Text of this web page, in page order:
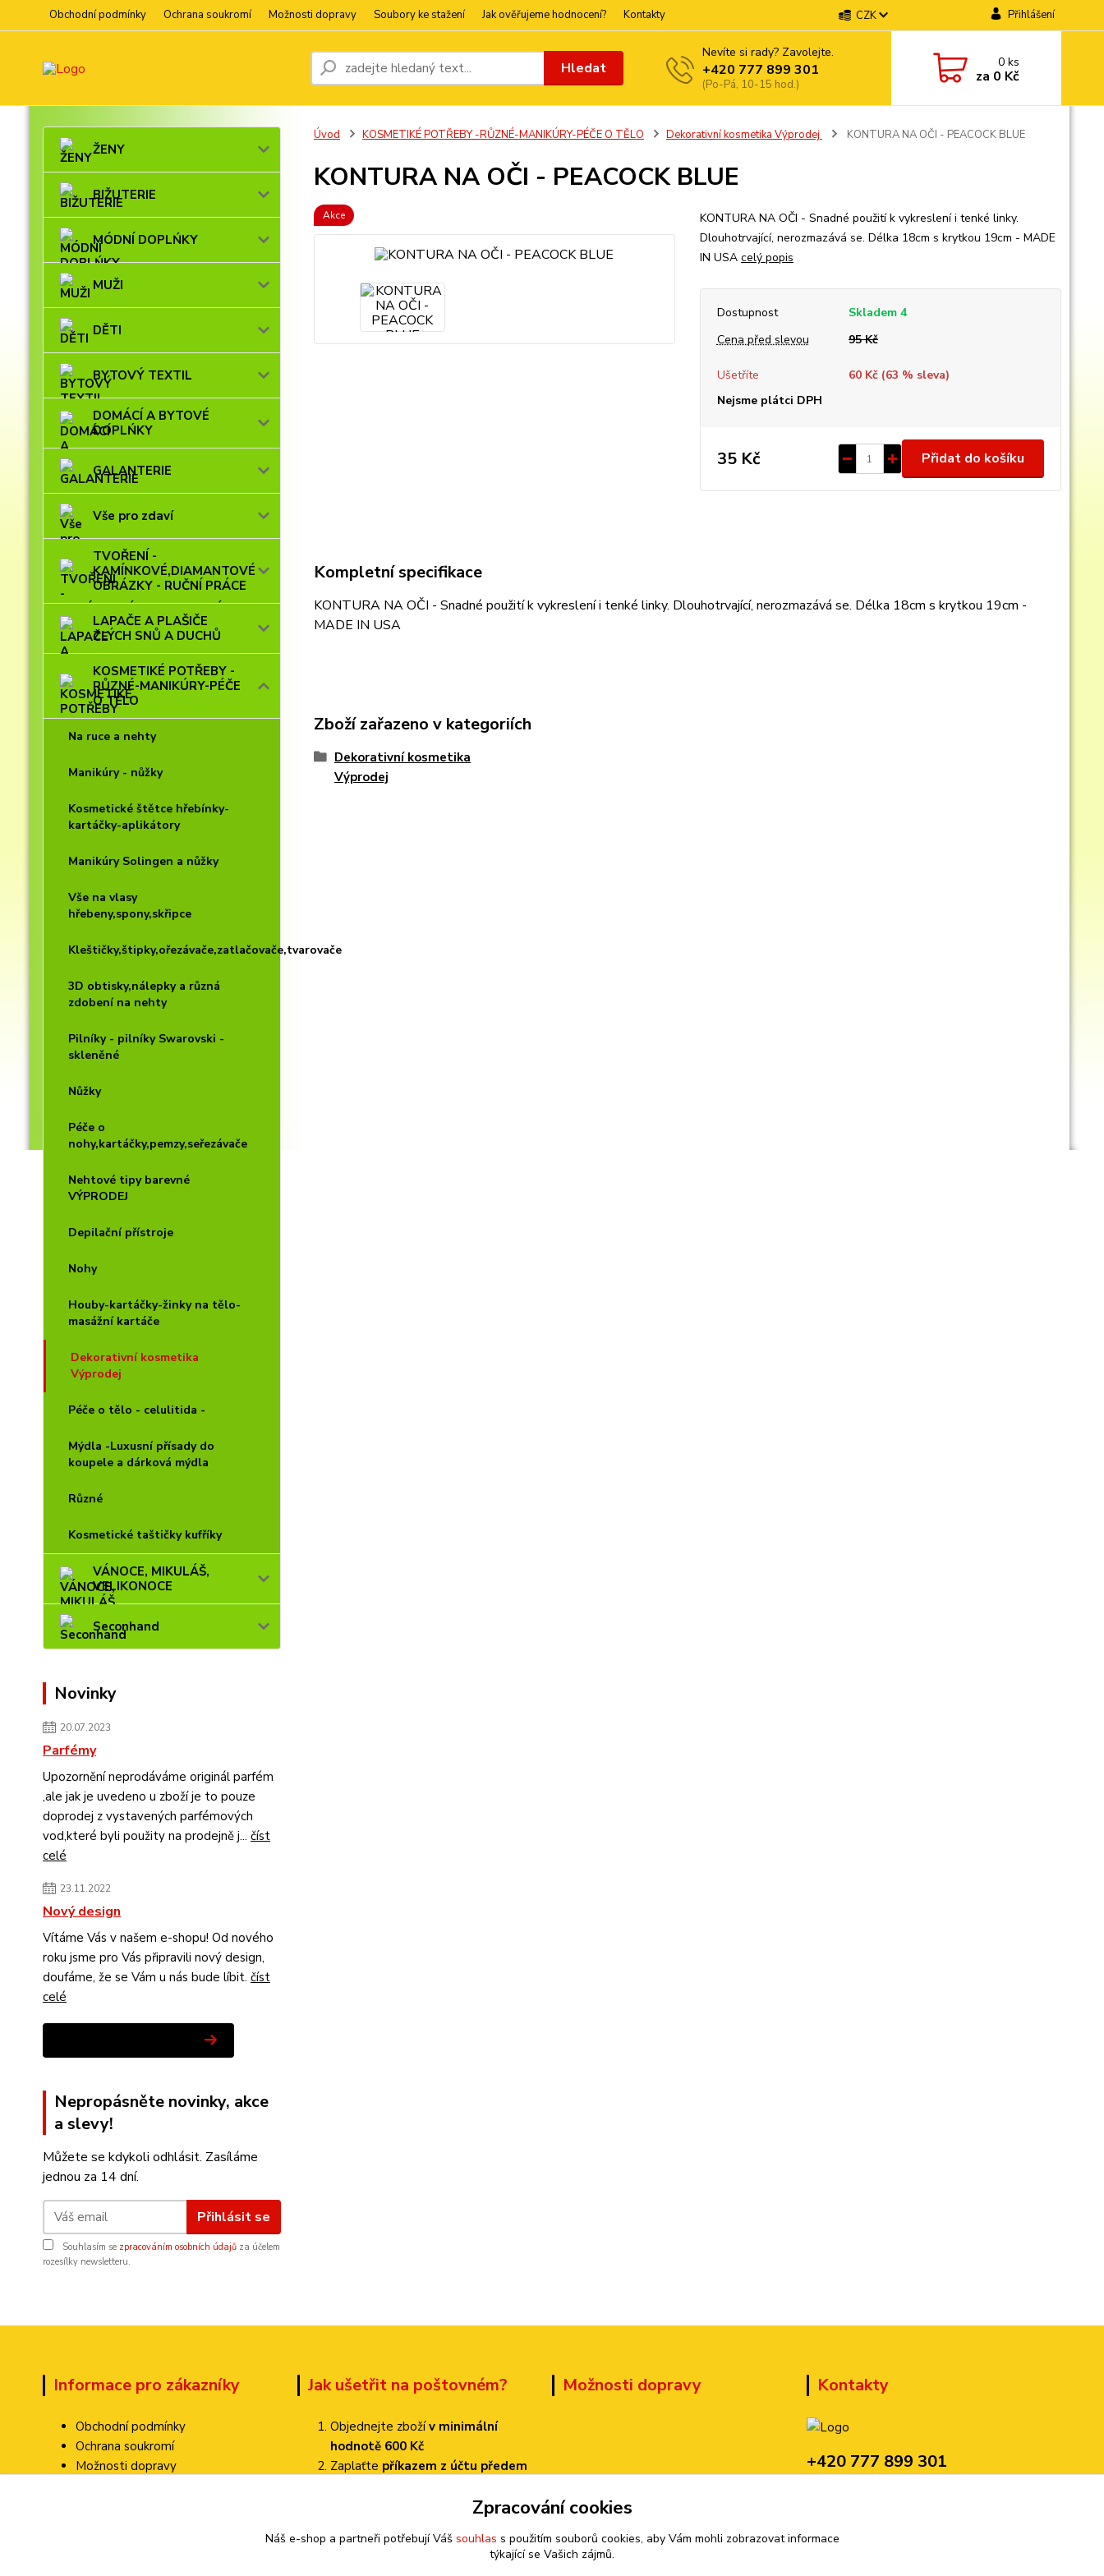
Obchodní podmínky Ochrana soukromí Možnosti dopravy Soubory ke stažení Jak ověřujeme hodnocení? Kontakty CZK Přihlášení
Hledat
Nevíte si rady? Zavolejte.
+420 777 899 301
(Po-Pá, 10-15 hod.)
0ks
za 0 Kč
ŽENY
BIŽUTERIE
MÓDNÍ DOPLŃKY
MUŽI
DĚTI
BYTOVÝ TEXTIL
DOMÁCÍ A BYTOVÉ
DOPLŃKY
GALANTERIE
Vše pro zdaví
TVOŘENÍ -
KAMÍNKOVÉ,DIAMANTOVÉ
OBRÁZKY - RUČNÍ PRÁCE
LAPAČE A PLAŠIČE
ZLÝCH SNŮ A DUCHŮ
KOSMETIKÉ POTŘEBY -
RŮZNÉ-MANIKÚRY-PÉČE
O TĚLO
Na ruce a nehty
Manikúry - nůžky
Kosmetické štětce hřebínky-
kartáčky-aplikátory
Manikúry Solingen a nůžky
Vše na vlasy
hřebeny,spony,skřipce
Kleštičky,štipky,ořezávače,zatlačovače,tvarovače
3D obtisky,nálepky a různá
zdobení na nehty
Pilníky - pilníky Swarovski -
skleněné
Nůžky
Péče o
nohy,kartáčky,pemzy,seřezávače
Nehtové tipy barevné
VÝPRODEJ
Depilační přístroje
Nohy
Houby-kartáčky-žinky na tělo-
masážní kartáče
Dekorativní kosmetika
Výprodej
Péče o tělo - celulitida -
Mýdla -Luxusní přísady do
koupele a dárková mýdla
Různé
Kosmetické taštičky kufříky
VÁNOCE, MIKULÁŠ,
VELIKONOCE
Seconhand
Novinky
20.07.2023
Parfémy
Upozornění neprodáváme originál parfém
,ale jak je uvedeno u zboží je to pouze
doprodej z vystavených parfémových
vod,které byli použity na prodejně j... číst
celé
23.11.2022
Nový design
Vítáme Vás v našem e-shopu! Od nového
roku jsme pro Vás připravili nový design,
doufáme, že se Vám u nás bude líbit. číst
celé
Nepropásněte novinky, akce
a slevy!
Můžete se kdykoli odhlásit. Zasíláme
jednou za 14 dní.
Přihlásit se
Souhlasím se zpracováním osobních údajů za účelem
rozesílky newsletteru.
Úvod KOSMETIKÉ POTŘEBY -RŮZNÉ-MANIKÚRY-PÉČE O TĚLO Dekorativní kosmetika Výprodej KONTURA NA OČI - PEACOCK BLUE
KONTURA NA OČI - PEACOCK BLUE
Akce
KONTURA NA OČI - Snadné použití k vykreslení i tenké linky.
Dlouhotrvající, nerozmazává se. Délka 18cm s krytkou 19cm - MADE
IN USA celý popis
Dostupnost
Skladem 4
Cena před slevou
95 Kč
Ušetříte 60 Kč (63 % sleva)
Nejsme plátci DPH
35 Kč Přidat do košíku
Kompletní specifikace
KONTURA NA OČI - Snadné použití k vykreslení i tenké linky. Dlouhotrvající, nerozmazává se. Délka 18cm s krytkou 19cm -
MADE IN USA
Zboží zařazeno v kategoriích
Dekorativní kosmetika
Výprodej
Informace pro zákazníky
Obchodní podmínky
Ochrana soukromí
Možnosti dopravy
Jak ušetřit na poštovném?
Objednejte zbožív minimální
hodnotě 600 Kč
Zaplaťte příkazem z účtu předem
pouze 70 Kč!
Možnosti dopravy Kontakty
+420 777 899 301
Zpracování cookies
Náš e-shop a partneři potřebují Váš souhlas s použitím souborů cookies, aby Vám mohli zobrazovat informace
týkající se Vašich zájmů.